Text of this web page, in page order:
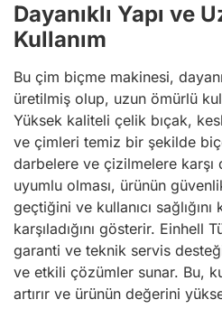
Dayanıklı Yapı ve
Kullanım
Bu çim biçme makinesi,
üretilmiş olup, uzun ömürlü
Yüksek kaliteli çelik bıçak,
ve çimleri temiz bir şekilde
darbelere ve çizilmelere karşı
uyumlu olması, ürünün
geçtiğini ve kullanıcı sağlığını
karşıladığını gösterir. Einhell
garanti ve teknik servis
ve etkili çözümler sunar. Bu,
artırır ve ürünün değerini